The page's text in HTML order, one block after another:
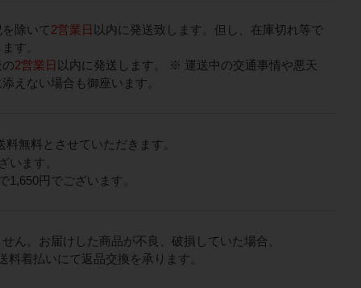
除いて2営業日 以内に発送致します。但し、在庫切れ等で
す。
2営業日 以内に発送します。 ※ 運送中の交通事情や悪天
えない場合も御座います。
料無料とさせていただきます。
います。
円でございます。
ん。お届けした商品が不良、破損していた場合、
料着払いにて返品交換を承ります。